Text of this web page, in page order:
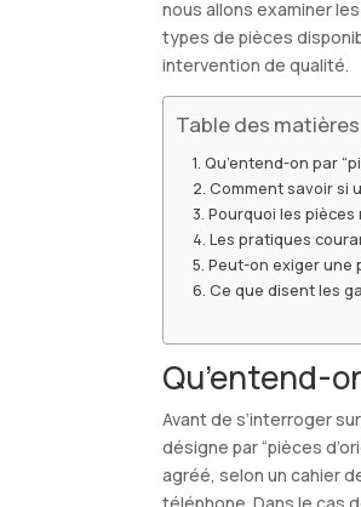
nous allons examiner
types de pièces
intervention de qualité.
Table des matières
Qu’entend-on par
Comment savoir si
Pourquoi les
Les pratiques
Peut-on exiger une
Ce que disent les
Qu’entend-
Avant de s’interroger
désigne par “pièces
agréé, selon un cahier